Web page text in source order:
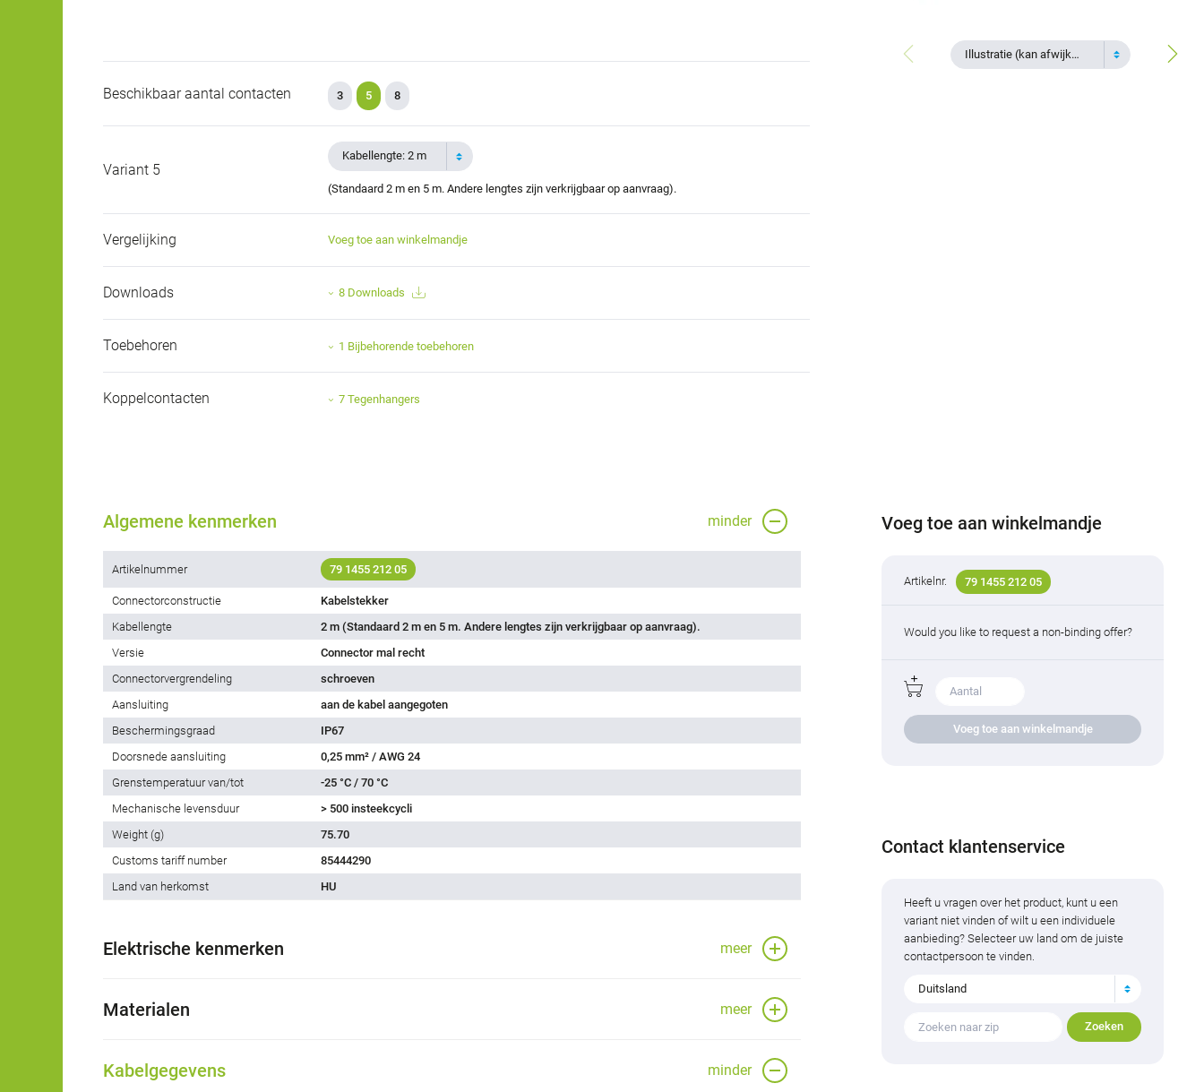
Illustratie (kan afwijken)
Beschikbaar aantal contacten 3 5 8
Variant 5
Kabellengte: 2 m
(Standaard 2 m en 5 m. Andere lengtes zijn verkrijgbaar op aanvraag).
Vergelijking Voeg toe aan winkelmandje
Downloads 8 Downloads
Toebehoren 1 Bijbehorende toebehoren
Koppelcontacten 7 Tegenhangers
Algemene kenmerken minder
Artikelnummer 79 1455 212 05
Connectorconstructie
Kabelstekker
Kabellengte
2 m (Standaard 2 m en 5 m. Andere lengtes zijn verkrijgbaar op aanvraag).
Versie
Connector mal recht
Connectorvergrendeling
schroeven
Aansluiting
aan de kabel aangegoten
Beschermingsgraad
IP67
Doorsnede aansluiting
0,25 mm² / AWG 24
Grenstemperatuur van/tot
-25 °C / 70 °C
Mechanische levensduur
> 500 insteekcycli
Weight (g)
75.70
Customs tariff number
85444290
Land van herkomst
HU
Elektrische kenmerken meer
Materialen meer
Kabelgegevens minder
Voeg toe aan winkelmandje
Artikelnr. 79 1455 212 05
Would you like to request a non-binding offer?
Voeg toe aan winkelmandje
Contact klantenservice
Heeft u vragen over het product, kunt u een
variant niet vinden of wilt u een individuele
aanbieding? Selecteer uw land om de juiste
contactpersoon te vinden.
Duitsland